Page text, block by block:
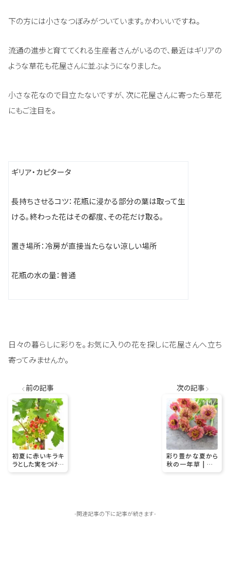
下の方には小さなつぼみがついています。かわいいですね。
流通の進歩と育ててくれる生産者さんがいるので、最近はギリアの
ような草花も花屋さんに並ぶようになりました。
小さな花なので目立たないですが、次に花屋さんに寄ったら草花
にもご注目を。
ギリア・カピタータ
長持ちさせるコツ：花瓶に浸かる部分の葉は取って生
ける。終わった花はその都度、その花だけ取る。
置き場所：冷房が直接当たらない涼しい場所
花瓶の水の量：普通
日々の暮らしに彩りを。お気に入りの花を探しに花屋さんへ立ち
寄ってみませんか。
前の記事
初夏に赤いキラキ
ラとした実をつける
果樹 | フサスグリ
次の記事
彩り豊かな夏から
秋の一年草 | ニュ
アンスカラーのジ
-関連記事の下に記事が続きます-